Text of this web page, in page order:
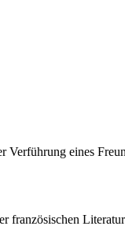
eines